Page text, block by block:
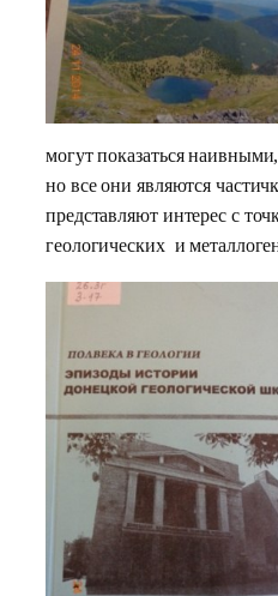
могут показаться
но все они являются
представляют интерес с
геологических и